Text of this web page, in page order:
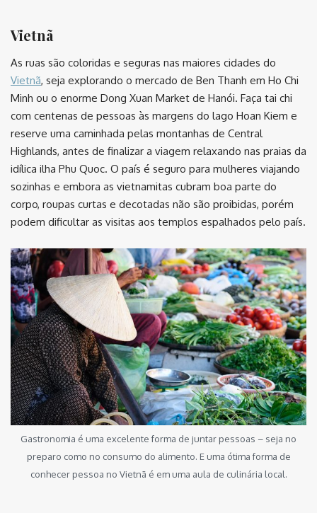
Vietnã
As ruas são coloridas e seguras nas maiores cidades do
Vietnã, seja explorando o mercado de Ben Thanh em Ho Chi
Minh ou o enorme Dong Xuan Market de Hanói. Faça tai chi
com centenas de pessoas às margens do lago Hoan Kiem e
reserve uma caminhada pelas montanhas de Central
Highlands, antes de finalizar a viagem relaxando nas praias da
idílica ilha Phu Quoc. O país é seguro para mulheres viajando
sozinhas e embora as vietnamitas cubram boa parte do
corpo, roupas curtas e decotadas não são proibidas, porém
podem dificultar as visitas aos templos espalhados pelo país.
Gastronomia é uma excelente forma de juntar pessoas – seja no
preparo como no consumo do alimento. E uma ótima forma de
conhecer pessoa no Vietnã é em uma aula de culinária local.